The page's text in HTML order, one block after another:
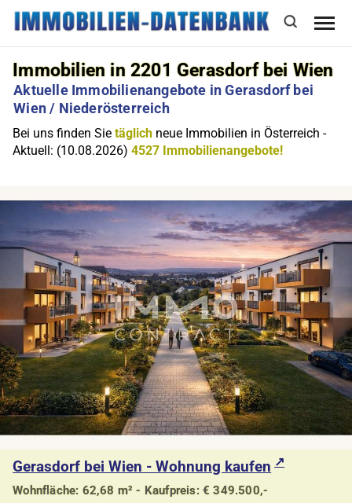
Immobilien in 2201 Gerasdorf bei Wien
Aktuelle Immobilienangebote in Gerasdorf bei
Wien / Niederösterreich
Bei uns finden Sietäglich neue Immobilien in Österreich -
Aktuell: (10.08.2026)4527 Immobilienangebote!
Gerasdorf bei Wien - Wohnung kaufen
Wohnfläche: 62,68 m² - Kaufpreis: € 349.500,-